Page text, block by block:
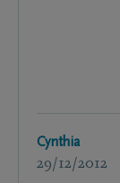
Cynthia
29/12/2012